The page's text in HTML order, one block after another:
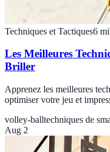
Techniques et Tactiques6
Les Meilleures
Briller
Apprenez les meilleures
optimiser votre jeu et
volley-balltechniques de
Aug 2